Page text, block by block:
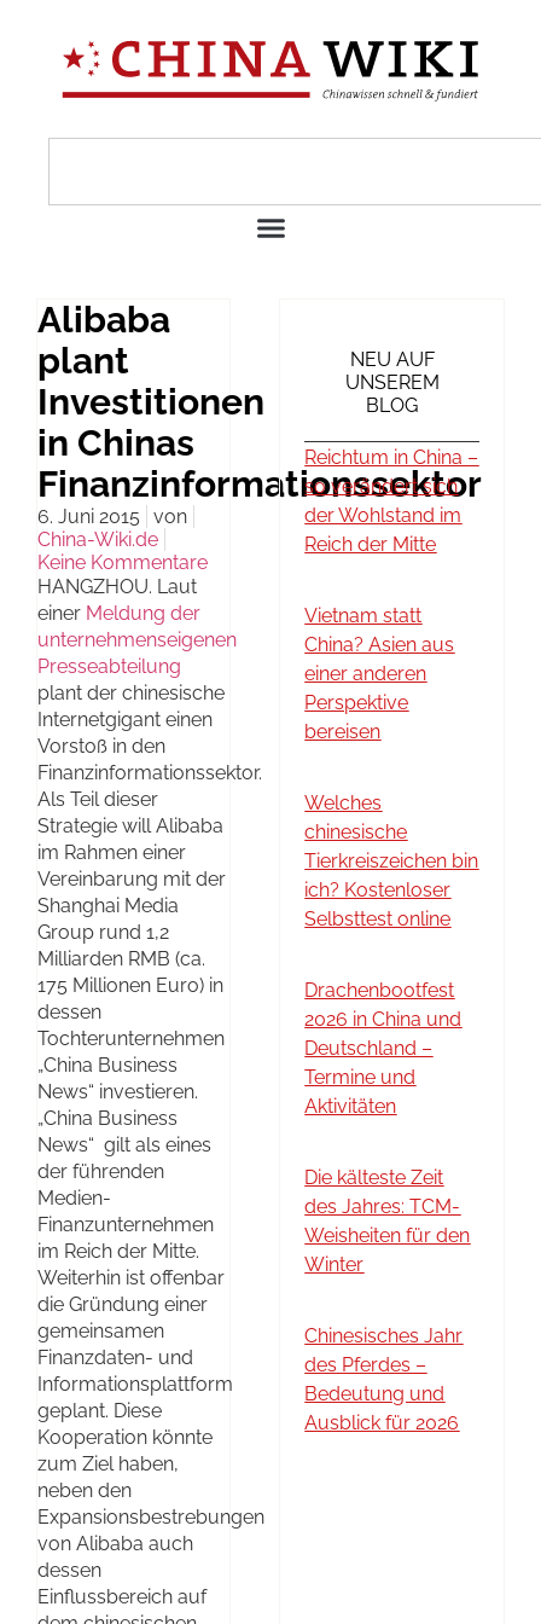
Alibaba
plant
Investitionen
in Chinas
Finanzinformationssektor
6. Juni 2015
von
China-Wiki.de
Keine Kommentare
HANGZHOU. Laut
einer Meldung der
unternehmenseigenen
Presseabteilung
plant der chinesische
Internetgigant einen
Vorstoß in den
Finanzinformationssektor.
Als Teil dieser
Strategie will Alibaba
im Rahmen einer
Vereinbarung mit der
Shanghai Media
Group rund 1,2
Milliarden RMB (ca.
175 Millionen Euro) in
dessen
Tochterunternehmen
„China Business
News“ investieren.
„China Business
News“ gilt als eines
der führenden
Medien-
Finanzunternehmen
im Reich der Mitte.
Weiterhin ist offenbar
die Gründung einer
gemeinsamen
Finanzdaten- und
Informationsplattform
geplant. Diese
Kooperation könnte
zum Ziel haben,
neben den
Expansionsbestrebungen
von Alibaba auch
dessen
Einflussbereich auf
NEU AUF
UNSEREM
BLOG
Reichtum in China –
so verändert sich
der Wohlstand im
Reich der Mitte
Vietnam statt
China? Asien aus
einer anderen
Perspektive
bereisen
Welches
chinesische
Tierkreiszeichen bin
ich? Kostenloser
Selbsttest online
Drachenbootfest
2026 in China und
Deutschland –
Termine und
Aktivitäten
Die kälteste Zeit
des Jahres: TCM-
Weisheiten für den
Winter
Chinesisches Jahr
des Pferdes –
Bedeutung und
Ausblick für 2026